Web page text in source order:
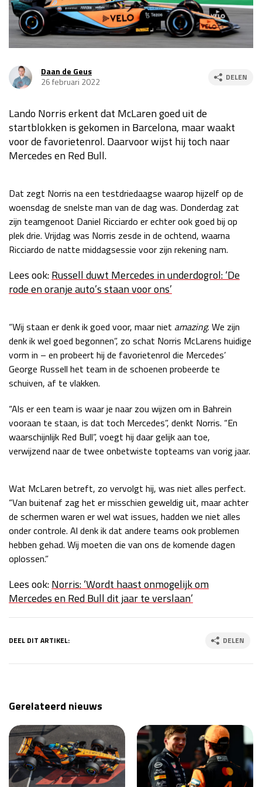
Race
za 13:00 - 15:00
Kwalificatie
za 23:00 - 00:00
Race
zo 21:00 - 23:00
GP MEXICO 2026 30 okt - 01 nov
Race
zo 21:00 - 23:00
Kwalificatie
LAS VEGAS GRAND PRIX 2026
GP QATAR 2026
Kwalificatie
za 19:00 - 20:00
GP ABU DHABI 2026
Kwalificatie
za 15:00 - 16:00
Race
zo 14:00 - 16:00
Daan de Geus
26 februari 2022
DELEN
Lando Norris erkent dat McLaren goed uit de
startblokken is gekomen in Barcelona, maar waakt
voor de favorietenrol. Daarvoor wijst hij toch naar
Mercedes en Red Bull.
Dat zegt Norris na een testdriedaagse waarop hijzelf op de
woensdag de snelste man van de dag was. Donderdag zat
zijn teamgenoot Daniel Ricciardo er echter ook goed bij op
plek drie. Vrijdag was Norris zesde in de ochtend, waarna
Ricciardo de natte middagsessie voor zijn rekening nam.
Lees ook:Russell duwt Mercedes in underdogrol: ‘De
rode en oranje auto’s staan voor ons’
“Wij staan er denk ik goed voor, maar niet amazing. We zijn
denk ik wel goed begonnen”, zo schat Norris McLarens huidige
vorm in – en probeert hij de favorietenrol die Mercedes’
George Russell het team in de schoenen probeerde te
schuiven, af te vlakken.
“Als er een team is waar je naar zou wijzen om in Bahrein
vooraan te staan, is dat toch Mercedes”, denkt Norris. “En
waarschijnlijk Red Bull”, voegt hij daar gelijk aan toe,
verwijzend naar de twee onbetwiste topteams van vorig jaar.
Wat McLaren betreft, zo vervolgt hij, was niet alles perfect.
“Van buitenaf zag het er misschien geweldig uit, maar achter
de schermen waren er wel wat issues, hadden we niet alles
onder controle. Al denk ik dat andere teams ook problemen
hebben gehad. Wij moeten die van ons de komende dagen
oplossen.”
Lees ook:Norris: ‘Wordt haast onmogelijk om
Mercedes en Red Bull dit jaar te verslaan’
DEEL DIT ARTIKEL: DELEN
Gerelateerd nieuws